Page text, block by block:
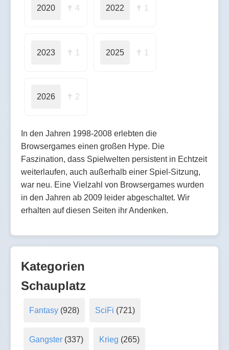
2020 ✝ 4 2022 ✝ 1
2023 ✝ 1 2025 ✝ 1
2026 ✝ 2
In den Jahren 1998-2008 erlebten die
Browsergames einen großen Hype. Die
Faszination, dass Spielwelten persistent in Echtzeit
weiterlaufen, auch außerhalb einer Spiel-Sitzung,
war neu. Eine Vielzahl von Browsergames wurden
in den Jahren ab 2009 leider abgeschaltet. Wir
erhalten auf diesen Seiten ihr Andenken.
Kategorien
Schauplatz
Fantasy(928) SciFi (721)
Gangster(337) Krieg (265)